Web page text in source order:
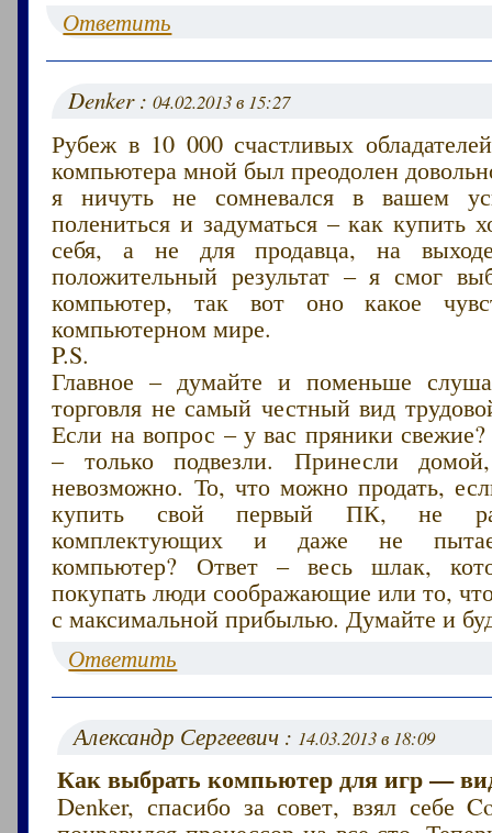
Ответить
Denker :04.02.2013 в 15:27
Рубеж в 10 000 счастливых
компьютера мной был преодолен
я ничуть не сомневался в вашем
полениться и задуматься – как
себя, а не для продавца, на
положительный результат – я смог
компьютер, так вот оно какое
компьютерном мире.
P.S.
Главное – думайте и поменьше
торговля не самый честный вид
Если на вопрос – у вас пряники
– только подвезли. Принесли
невозможно. То, что можно продать,
купить свой первый ПК, не
комплектующих и даже не
компьютер? Ответ – весь шлак,
покупать люди соображающие или то,
с максимальной прибылью. Думайте и
Ответить
Александр Сергеевич : 14.03.2013 в 18:09
Как выбрать компьютер для игр —
Denker, спасибо за совет, взял себе